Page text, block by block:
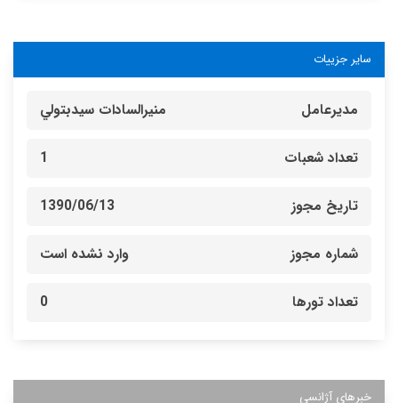
سایر جزییات
مدیرعامل منيرالسادات سيدبتولي
تعداد شعبات 1
تاریخ مجوز 1390/06/13
شماره مجوز وارد نشده است
تعداد تورها 0
خبرهای آژانسی